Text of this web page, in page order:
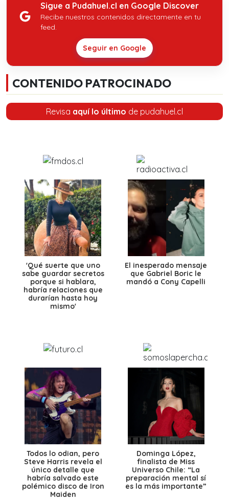
Sigue a Pudahuel.cl en Google Discover
Recibe nuestros contenidos directamente en tu
feed.
Seguir en Google
CONTENIDO PATROCINADO
Revisa aquí lo último de pudahuel.cl
'Qué suerte que uno
sabe guardar secretos
porque si hablara,
habría relaciones que
durarían hasta hoy
mismo'
El inesperado mensaje
que Gabriel Boric le
mandó a Cony Capelli
Todos lo odian, pero
Steve Harris revela el
único detalle que
habría salvado este
polémico disco de Iron
Maiden
Dominga López,
finalista de Miss
Universo Chile: “La
preparación mental sí
es la más importante”